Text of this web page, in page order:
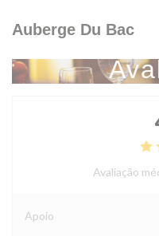
Auberge Du Bac
Avaliação
Apoio